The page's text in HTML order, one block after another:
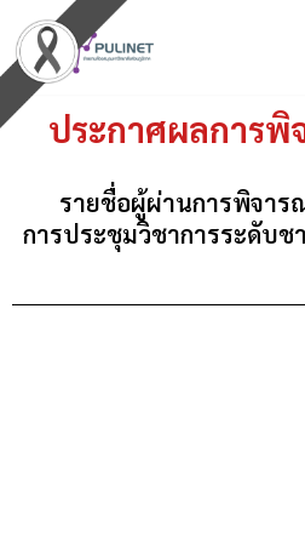
Skip
to
content
ประกาศผลการพิ
รายชื่อผู้ผ่านการพิจาร
การประชุมวิชาการระดับช